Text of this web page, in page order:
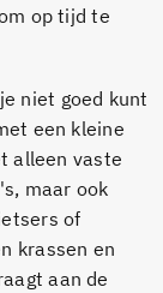
op tijd te
niet goed kunt
een kleine
alleen vaste
maar ook
of
krassen en
aan de